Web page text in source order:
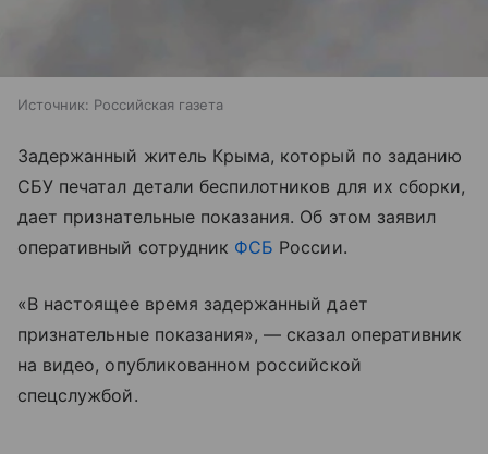
Источник: Российская газета
Задержанный житель Крыма, который по заданию
СБУ печатал детали беспилотников для их сборки,
дает признательные показания. Об этом заявил
оперативный сотрудник ФСБ России.
«В настоящее время задержанный дает
признательные показания», — сказал оперативник
на видео, опубликованном российской
спецслужбой.